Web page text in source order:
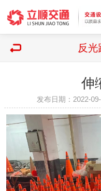
反光
伸
发布日期：2022-